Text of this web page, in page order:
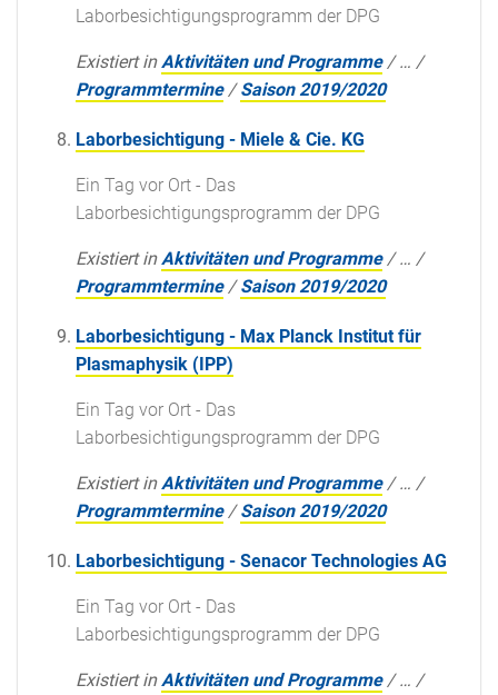
Laborbesichtigungsprogramm der DPG
Existiert in Aktivitäten und Programme /… /
Programmtermine /Saison 2019/2020
Laborbesichtigung - Miele & Cie. KG
Ein Tag vor Ort - Das
Laborbesichtigungsprogramm der DPG
Existiert in Aktivitäten und Programme /… /
Programmtermine /Saison 2019/2020
Laborbesichtigung - Max Planck Institut für
Plasmaphysik (IPP)
Ein Tag vor Ort - Das
Laborbesichtigungsprogramm der DPG
Existiert in Aktivitäten und Programme /… /
Programmtermine /Saison 2019/2020
Laborbesichtigung - Senacor Technologies AG
Ein Tag vor Ort - Das
Laborbesichtigungsprogramm der DPG
Existiert in Aktivitäten und Programme /… /